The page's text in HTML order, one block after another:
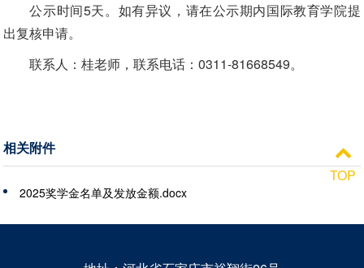
公示时间5天。如有异议，请在公示期内国际教育学院提
出复核申请。
联系人：桂老师，联系电话：0311-81668549。
相关附件
2025奖学金名单及发放金额.docx
TOP